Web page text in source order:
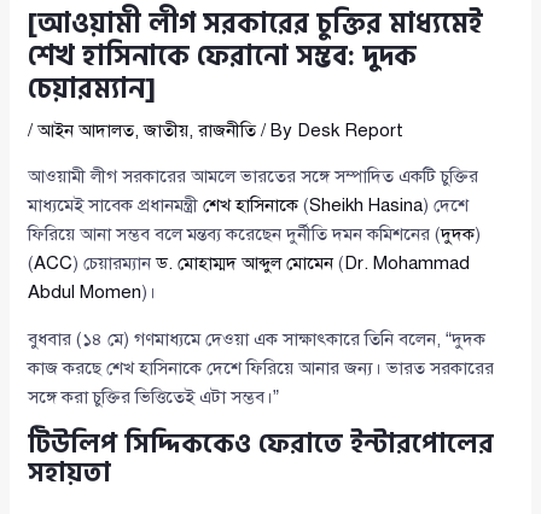
[আওয়ামী লীগ সরকারের চুক্তির মাধ্যমেই
শেখ হাসিনাকে ফেরানো সম্ভব: দুদক
চেয়ারম্যান]
/আইন আদালত,জাতীয়,রাজনীতি/ By Desk Report
আওয়ামী লীগ সরকারের আমলে ভারতের সঙ্গে সম্পাদিত একটি চুক্তির
মাধ্যমেই সাবেক প্রধানমন্ত্রীশেখ হাসিনাকে(Sheikh Hasina) দেশে
ফিরিয়ে আনা সম্ভব বলে মন্তব্য করেছেন দুর্নীতি দমন কমিশনের (দুদক)
(ACC) চেয়ারম্যানড. মোহাম্মদ আব্দুল মোমেন(Dr. Mohammad
Abdul Momen)।
বুধবার (১৪ মে) গণমাধ্যমে দেওয়া এক সাক্ষাৎকারে তিনি বলেন, “দুদক
কাজ করছে শেখ হাসিনাকে দেশে ফিরিয়ে আনার জন্য। ভারত সরকারের
সঙ্গে করা চুক্তির ভিত্তিতেই এটা সম্ভব।”
টিউলিপ সিদ্দিককেও ফেরাতে ইন্টারপোলের
সহায়তা